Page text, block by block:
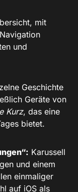
mit
und
Geschichte
Geräte von
Kurz, das eine
bietet.
Karussell
und einem
einmaliger
auf iOS als